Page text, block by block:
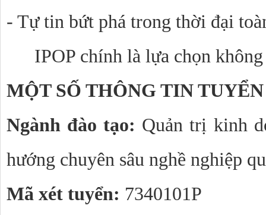
- Tự tin bứt phá trong thời đại
IPOP chính là lựa chọn
MỘT SỐ THÔNG TIN
Ngành đào tạo: Quản trị kinh
hướng chuyên sâu nghề nghiệp
Mã xét tuyển: 7340101P